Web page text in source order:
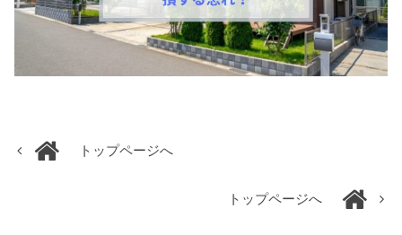
トップページへ
トップページへ